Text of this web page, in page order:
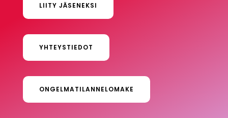
LIITY JÄSENEKSI
YHTEYSTIEDOT
ONGELMATILANNELOMAKE